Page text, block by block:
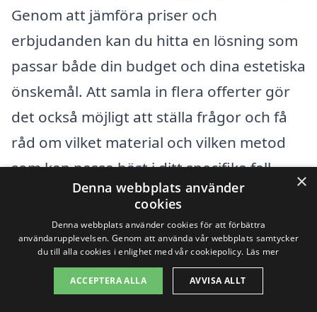
Genom att jämföra priser och
erbjudanden kan du hitta en lösning som
passar både din budget och dina estetiska
önskemål. Att samla in flera offerter gör
det också möjligt att ställa frågor och få
råd om vilket material och vilken metod
som kan passa bäst i ditt specifika fall.
Tveka inte att använda vår plattform för
att få i kontakt med pålitliga lokala
företag för stenläggning och få ditt
projekt startat på rätt spår.
×
Denna webbplats använder
cookies
Denna webbplats använder cookies för att förbättra
användarupplevelsen. Genom att använda vår webbplats samtycker
du till alla cookies i enlighet med vår cookiepolicy. Läs mer
ACCEPTERA ALLA AVVISA ALLT